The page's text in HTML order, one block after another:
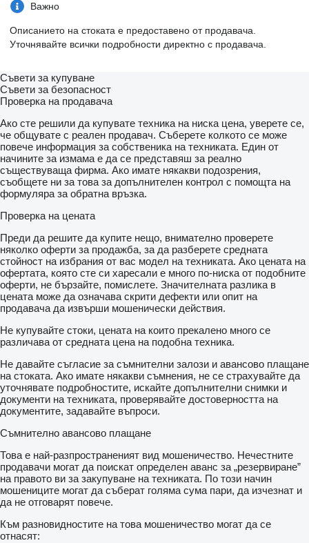
Важно
Описанието на стоката е предоставено от продавача.
Уточнявайте всички подробности директно с продавача.
Съвети за купуване
Съвети за безопасност
Проверка на продавача
Ако сте решили да купувате техника на ниска цена, уверете се,
че общувате с реален продавач. Съберете колкото се може
повече информация за собственика на техниката. Един от
начините за измама е да се представяш за реално
съществуваща фирма. Ако имате някакви подозрения,
съобщете ни за това за допълнителен контрол с помощта на
формуляра за обратна връзка.
Проверка на цената
Преди да решите да купите нещо, внимателно проверете
няколко оферти за продажба, за да разберете средната
стойност на избрания от вас модел на техниката. Ако цената на
офертата, която сте си харесали е много по-ниска от подобните
оферти, не бързайте, помислете. Значителната разлика в
цената може да означава скрити дефекти или опит на
продавача да извърши мошенически действия.
Не купувайте стоки, цената на които прекалено много се
различава от средната цена на подобна техника.
Не давайте съгласие за съмнителни залози и авансово плащане
на стоката. Ако имате някакви съмнения, не се страхувайте да
уточнявате подробностите, искайте допълнителни снимки и
документи на техниката, проверявайте достоверността на
документите, задавайте въпроси.
Съмнително авансово плащане
Това е най-разпространеният вид мошеничество. Нечестните
продавачи могат да поискат определен аванс за „резервиране”
на правото ви за закупуване на техниката. По този начин
мошениците могат да съберат голяма сума пари, да изчезнат и
да не отговарят повече.
Към разновидностите на това мошеничество могат да се
отнасят: